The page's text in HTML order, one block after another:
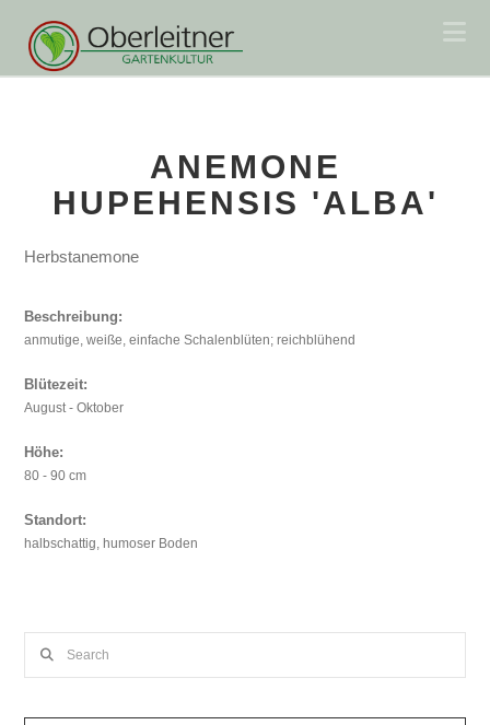
ANEMONE
HUPEHENSIS 'ALBA'
Herbstanemone
Beschreibung:
anmutige, weiße, einfache Schalenblüten; reichblühend
Blütezeit:
August - Oktober
Höhe:
80 - 90 cm
Standort:
halbschattig, humoser Boden